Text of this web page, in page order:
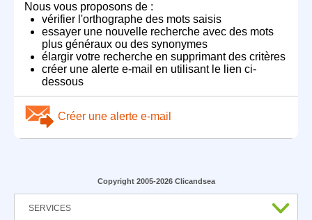
Nous vous proposons de :
vérifier l'orthographe des mots saisis
essayer une nouvelle recherche avec des mots
plus généraux ou des synonymes
élargir votre recherche en supprimant des critères
créer une alerte e-mail en utilisant le lien ci-
dessous
Créer une alerte e-mail
Copyright 2005-2026 Clicandsea
SERVICES